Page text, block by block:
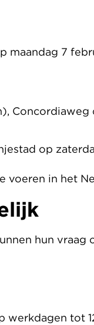
maandag 7
op
voeren in het
hun
werkdagen tot